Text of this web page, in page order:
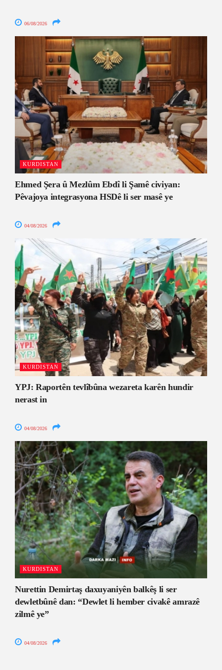
06/08/2026
KURDISTAN
Ehmed Şera û Mezlûm Ebdî li Şamê civiyan:
Pêvajoya integrasyona HSDê li ser masê ye
04/08/2026
KURDISTAN
YPJ: Raportên tevlîbûna wezareta karên hundir
nerast in
04/08/2026
KURDISTAN
Nurettin Demirtaş daxuyaniyên balkêş li ser
dewletbûnê dan: “Dewlet li hember civakê amrazê
zilmê ye”
04/08/2026